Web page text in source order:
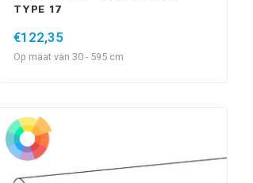
TYPE 17
€122,35
Op maat van 30 - 595 cm